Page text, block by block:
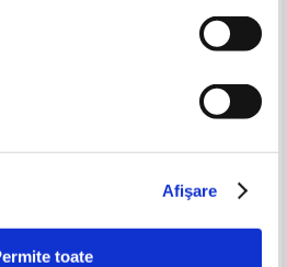
Afişare
toate
-20%